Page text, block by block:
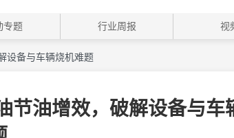
专题 行业周报 视
设备与车辆烧机难题
节油增效，破解设备与车